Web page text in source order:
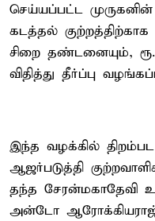
செய்யப்பட்ட
கடத்தல்
சிறை தண்டனையும்,
விதித்து தீர்ப்பு
இந்த வழக்கில்
ஆஜர்படுத்தி
தந்த சேரன்மகாதேவி
அன்டோ